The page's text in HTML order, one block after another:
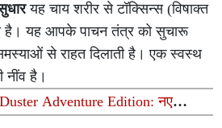
यह चाय शरीर से टॉक्सिन्स (विषाक्त
है। यह आपके पाचन तंत्र को सुचारू
से राहत दिलाती है। एक स्वस्थ
नींव है।
Adventure Edition: नए
साथ लॉन्च हुई नई डस्टर, कीमत